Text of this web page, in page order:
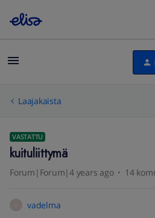
Laajakaista
VASTATTU
kuituliittymä
Forum|Forum|4 years ago 14
vadelma